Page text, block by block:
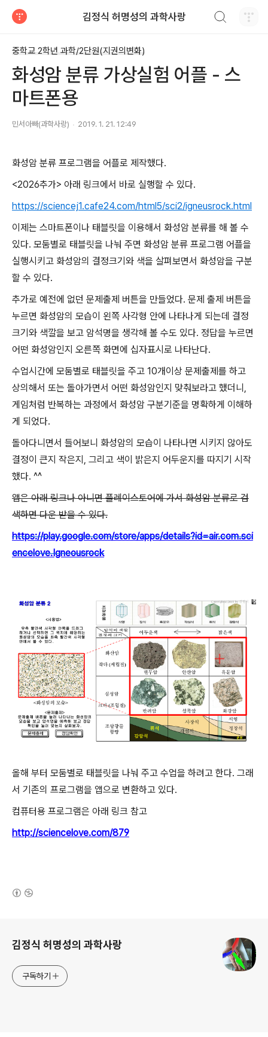
김정식 허명성의 과학사랑
중학교 2학년 과학/2단원(지권의변화)
화성암 분류 가상실험 어플 - 스
마트폰용
민서아빠(과학사랑) 2019. 1. 21. 12:49
화성암 분류 프로그램을 어플로 제작했다.
<2026추가> 아래 링크에서 바로 실행할 수 있다.
https://sciencej1.cafe24.com/html5/sci2/igneusrock.html
이제는 스마트폰이나 태블릿을 이용해서 화성암 분류를 해 볼 수
있다. 모둠별로 태블릿을 나눠 주면 화성암 분류 프로그램 어플을
실행시키고 화성암의 결정크기와 색을 살펴보면서 화성암을 구분
할 수 있다.
추가로 예전에 없던 문제출제 버튼을 만들었다. 문제 출제 버튼을
누르면 화성암의 모습이 왼쪽 사각형 안에 나타나게 되는데 결정
크기와 색깔을 보고 암석명을 생각해 볼 수도 있다. 정답을 누르면
어떤 화성암인지 오른쪽 화면에 십자표시로 나타난다.
수업시간에 모둠별로 태블릿을 주고 10개이상 문제출제를 하고
상의해서 또는 돌아가면서 어떤 화성암인지 맞춰보라고 했더니,
게임처럼 반복하는 과정에서 화성암 구분기준을 명확하게 이해하
게 되었다.
돌아다니면서 들어보니 화성암의 모습이 나타나면 시키지 않아도
결정이 큰지 작은지, 그리고 색이 밝은지 어두운지를 따지기 시작
했다. ^^
앱은 아래 링크나 아니면 플레이스토어에 가서 화성암 분류로 검
색하면 다운 받을 수 있다.
https://play.google.com/store/apps/details?id=air.com.sci
encelove.Igneousrock
올해 부터 모둠별로 태블릿을 나눠 주고 수업을 하려고 한다. 그래
서 기존의 프로그램을 앱으로 변환하고 있다.
컴퓨터용 프로그램은 아래 링크 참고
http://sciencelove.com/879
김정식 허명성의 과학사랑
구독하기